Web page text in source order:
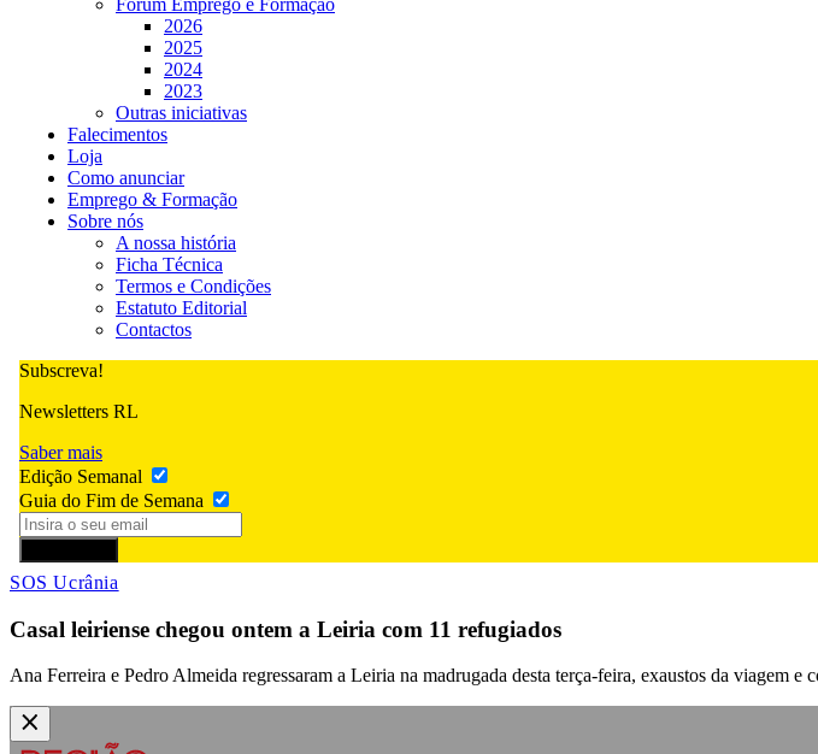
2026
2025
2024
2023
Outras iniciativas
Falecimentos
Loja
Como anunciar
Emprego & Formação
Sobre nós
A nossa história
Ficha Técnica
Termos e Condições
Estatuto Editorial
Contactos
Subscreva!
Newsletters RL
Saber mais
Edição Semanal
Guia do Fim de Semana
SOS Ucrânia
Casal leiriense chegou ontem a Leiria com 11 refugiados
Ana Ferreira e Pedro Almeida regressaram a Leiria na madrugada desta terça-feira, exaustos da viagem e